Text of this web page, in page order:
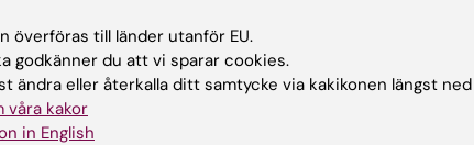
överföras till länder utanför EU.
godkänner du att vi sparar cookies.
ändra eller återkalla ditt samtycke via kakikonen längst
våra kakor
in English